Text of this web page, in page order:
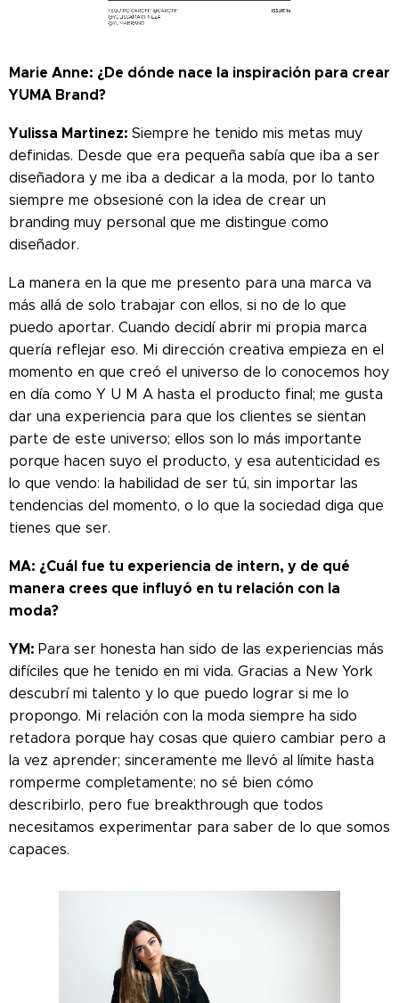
Marie Anne: ¿De dónde nace la inspiración para crear
YUMA Brand?
Yulissa Martinez: Siempre he tenido mis metas muy
definidas. Desde que era pequeña sabía que iba a ser
diseñadora y me iba a dedicar a la moda, por lo tanto
siempre me obsesioné con la idea de crear un
branding muy personal que me distingue como
diseñador.
La manera en la que me presento para una marca va
más allá de solo trabajar con ellos, si no de lo que
puedo aportar. Cuando decidí abrir mi propia marca
quería reflejar eso. Mi dirección creativa empieza en el
momento en que creó el universo de lo conocemos hoy
en día como Y U M A hasta el producto final; me gusta
dar una experiencia para que los clientes se sientan
parte de este universo; ellos son lo más importante
porque hacen suyo el producto, y esa autenticidad es
lo que vendo: la habilidad de ser tú, sin importar las
tendencias del momento, o lo que la sociedad diga que
tienes que ser.
MA: ¿Cuál fue tu experiencia de intern, y de qué
manera crees que influyó en tu relación con la
moda?
YM: Para ser honesta han sido de las experiencias más
difíciles que he tenido en mi vida. Gracias a New York
descubrí mi talento y lo que puedo lograr si me lo
propongo. Mi relación con la moda siempre ha sido
retadora porque hay cosas que quiero cambiar pero a
la vez aprender; sinceramente me llevó al límite hasta
romperme completamente; no sé bien cómo
describirlo, pero fue breakthrough que todos
necesitamos experimentar para saber de lo que somos
capaces.